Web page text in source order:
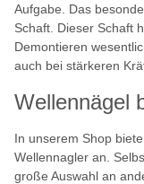
Aufgabe. Das
Schaft. Dieser Schaft
Demontieren
auch bei stärkeren
Wellennägel
In unserem Shop
Wellennagler an.
große Auswahl an